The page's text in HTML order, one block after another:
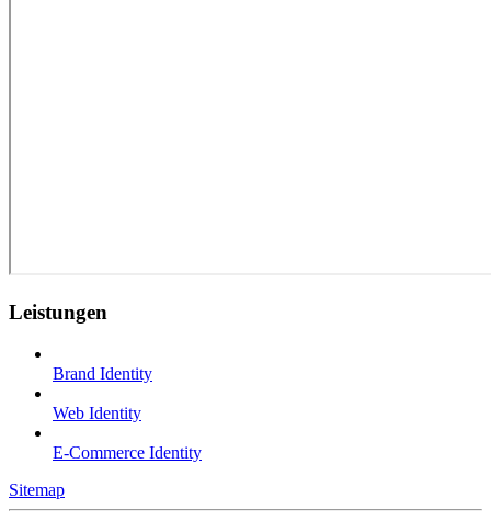
Leistungen
Brand Identity
Web Identity
E-Commerce Identity
Sitemap